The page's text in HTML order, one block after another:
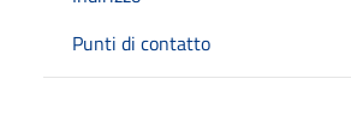
Punti di contatto